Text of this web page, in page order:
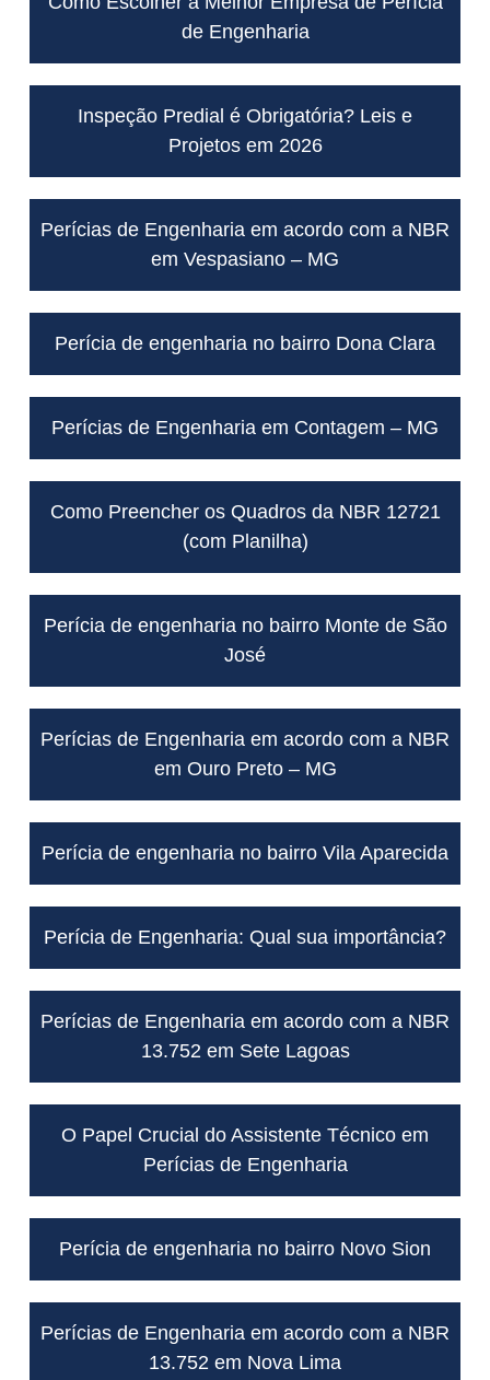
de Engenharia
Inspeção Predial é Obrigatória? Leis e
Projetos em 2026
Perícias de Engenharia em acordo com a NBR
em Vespasiano – MG
Perícia de engenharia no bairro Dona Clara
Perícias de Engenharia em Contagem – MG
Como Preencher os Quadros da NBR 12721
(com Planilha)
Perícia de engenharia no bairro Monte de São
José
Perícias de Engenharia em acordo com a NBR
em Ouro Preto – MG
Perícia de engenharia no bairro Vila Aparecida
Perícia de Engenharia: Qual sua importância?
Perícias de Engenharia em acordo com a NBR
13.752 em Sete Lagoas
O Papel Crucial do Assistente Técnico em
Perícias de Engenharia
Perícia de engenharia no bairro Novo Sion
Perícias de Engenharia em acordo com a NBR
13.752 em Nova Lima